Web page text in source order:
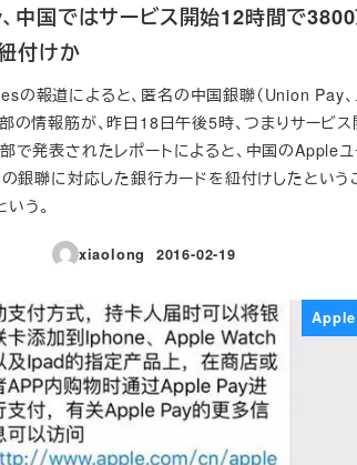
中国ではサービス開始12時間で
付けか
の報道によると、匿名の中国銀聯（Union Pay、
の情報筋が、昨日18日午後5時、つまりサービ
で発表されたレポートによると、中国のApple
銀聯に対応した銀行カードを紐付けしたという
う。
xiaolong
投稿日
2016-02-19